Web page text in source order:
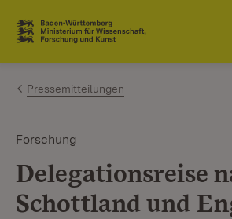
Zum Inhalt springen
Link zur Startseite
Pressemitteilungen
Forschung
Delegationsreise
Schottland und